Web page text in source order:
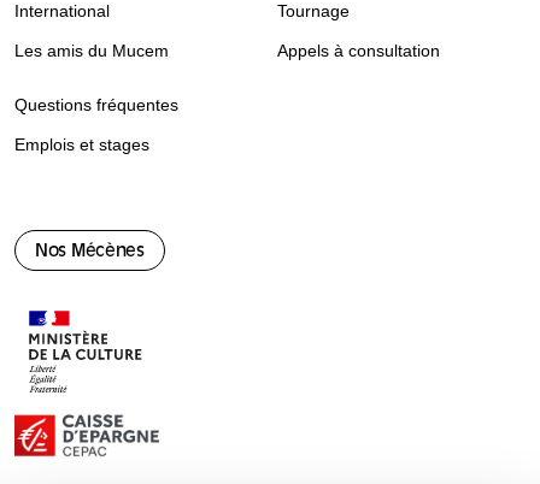
Nos Mécènes
International
Les amis du Mucem
Tournage
Appels à consultation
Questions fréquentes
Emplois et stages